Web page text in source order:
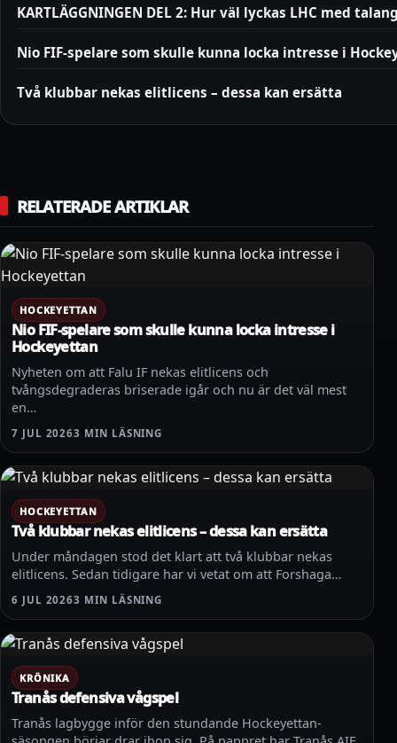
KARTLÄGGNINGEN DEL 2: Hur väl lyckas LHC med
Nio FIF-spelare som skulle kunna locka intresse i
Två klubbar nekas elitlicens – dessa kan ersätta
RELATERADE ARTIKLAR
HOCKEYETTAN
Nio FIF-spelare som skulle kunna locka intresse i
Hockeyettan
Nyheten om att Falu IF nekas elitlicens och
tvångsdegraderas briserade igår och nu är det väl mest
en…
7 JUL 20263 MIN LÄSNING
HOCKEYETTAN
Två klubbar nekas elitlicens – dessa kan ersätta
Under måndagen stod det klart att två klubbar nekas
elitlicens. Sedan tidigare har vi vetat om att Forshaga…
6 JUL 20263 MIN LÄSNING
KRÖNIKA
Tranås defensiva vågspel
Tranås lagbygge inför den stundande Hockeyettan-